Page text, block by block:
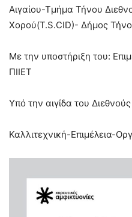
Αιγαίου-Τμήμα Τήνου
Χορού(T.S.CID)- Δήμος
Με την υποστήριξη του:
ΠΙΙΕΤ
Υπό την αιγίδα του
Καλλιτεχνική-Επιμέλεια-